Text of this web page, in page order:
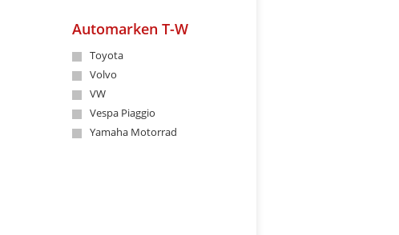
Automarken T-W
Toyota
Volvo
VW
Vespa Piaggio
Yamaha Motorrad